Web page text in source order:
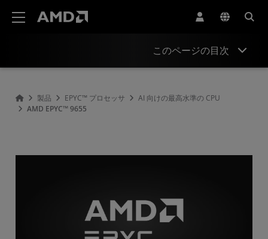
このページの目次
製品 EPYC™ プロセッサ
AI 向けの最高水準の CPU
AMD EPYC™ 9655